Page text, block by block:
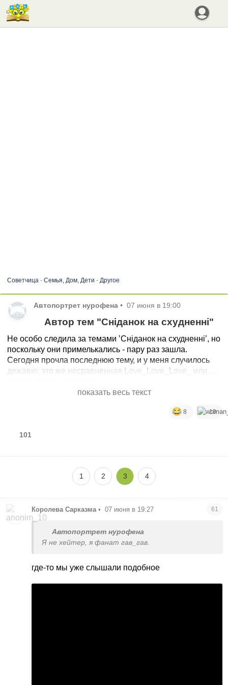
Советчица- Семья, Дом, Дети - Другое
Автопортрет нурофена • 07 июня в 19:00
Автор тем "Сніданок на схудненні"
Не особо следила за темами ’Сніданок на схудненні’, но
поскольку они примелькались - пару раз зашла.
Сегодня прочла последнюю тему, и у меня случилось
дежавю: это же несравненная Love_Love_Love_ или ее
показать весь текст
8 10
101
1 2 3 4
Королева Сарказма • 07 июня в 19:27 61
Автопортрет нурофена
Я не хейтер, я фанат гав_гав.
где-то мы уже слышали подобное